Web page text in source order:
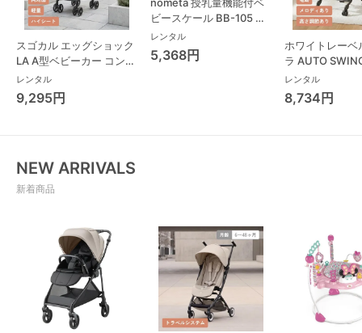
スゴカル エッグショック
LA A型ベビーカー コンビ
(Combi)
レンタル
9,295円
ビースケール BB-105 タ
ニタ(TANITA) ベビースケ
ール・体重計
レンタル
5,368円
ホワイトレーベ
ラ AUTO
Long スリープ
コンビ(Combi)
チェア・ベビー
レンタル
8,734円
NEW ARRIVALS
新着商品